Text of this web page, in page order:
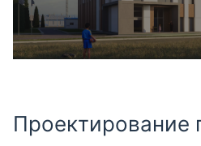
Проектирование